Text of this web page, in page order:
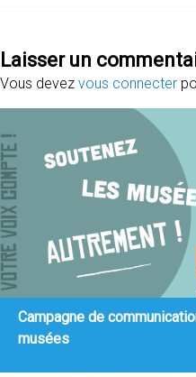
Laisser un
Vous devez vous connecter
Campagne de
musées